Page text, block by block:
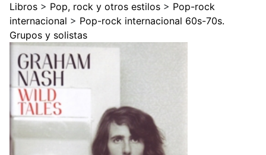
Libros > Pop, rock y otros estilos > Pop-rock
internacional > Pop-rock internacional 60s-70s.
Grupos y solistas